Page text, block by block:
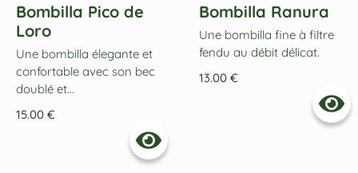
Bombilla Pico de
Loro
Une bombilla élegante et
confortable avec son bec
doublé et...
15.00 €
Bombilla Ranura
Une bombilla fine à filtre
fendu au débit délicat.
13.00 €